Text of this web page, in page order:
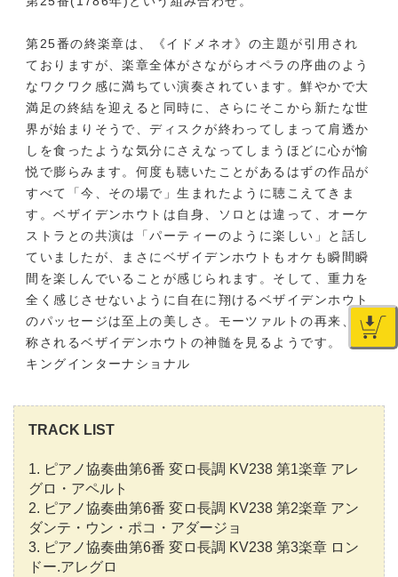
第25番の終楽章は、《イドメネオ》の主題が引用され
ておりますが、楽章全体がさながらオペラの序曲のよう
なワクワク感に満ちてい演奏されています。鮮やかで大
満足の終結を迎えると同時に、さらにそこから新たな世
界が始まりそうで、ディスクが終わってしまって肩透か
しを食ったような気分にさえなってしまうほどに心が愉
悦で膨らみます。何度も聴いたことがあるはずの作品が
すべて「今、その場で」生まれたように聴こえてきま
す。ベザイデンホウトは自身、ソロとは違って、オーケ
ストラとの共演は「パーティーのように楽しい」と話し
ていましたが、まさにベザイデンホウトもオケも瞬間瞬
間を楽しんでいることが感じられます。そして、重力を
全く感じさせないように自在に翔けるベザイデンホウト
のパッセージは至上の美しさ。モーツァルトの再来、と
称されるベザイデンホウトの神髄を見るようです。
キングインターナショナル
TRACK LIST
1. ピアノ協奏曲第6番 変ロ長調 KV238 第1楽章 アレ
グロ・アペルト
2. ピアノ協奏曲第6番 変ロ長調 KV238 第2楽章 アン
ダンテ・ウン・ポコ・アダージョ
3. ピアノ協奏曲第6番 変ロ長調 KV238 第3楽章 ロン
ドー.アレグロ